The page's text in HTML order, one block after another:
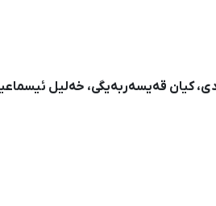
کیان قەیسەربەیگی، خەلیل